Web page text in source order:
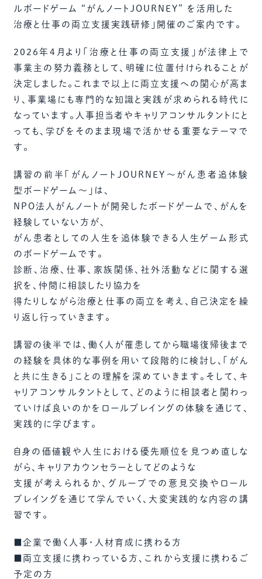
ルボードゲーム “がんノートJOURNEY” を活用した
治療と仕事の両立支援実践研修」開催のご案内です。
2026年4月より「治療と仕事の両立支援」が法律上で
事業主の努力義務として、明確に位置付けられることが
決定しました。これまで以上に両立支援への関心が高ま
り、事業場にも専門的な知識と実践が求められる時代に
なっています。人事担当者やキャリアコンサルタントにと
っても、学びをそのまま現場で活かせる重要なテーマで
す。
講習の前半「がんノートJOURNEY〜がん患者追体験
型ボードゲーム〜」は、
NPO法人がんノートが開発したボードゲームで、がんを
経験していない方が、
がん患者としての人生を追体験できる人生ゲーム形式
のボードゲームです。
診断、治療、仕事、家族関係、社外活動などに関する選
択を、仲間に相談したり協力を
得たりしながら治療と仕事の両立を考え、自己決定を繰
り返し行っていきます。
講習の後半では、働く人が罹患してから職場復帰後まで
の経験を具体的な事例を用いて段階的に検討し、「がん
と共に生きる」ことの理解を深めていきます。そして、キ
ャリアコンサルタントとして、どのように相談者と関わっ
ていけば良いのかをロールプレイングの体験を通じて、
実践的に学びます。
自身の価値観や人生における優先順位を見つめ直しな
がら、キャリアカウンセラーとしてどのような
支援が考えられるか、グループでの意見交換やロール
プレイングを通じて学んでいく、大変実践的な内容の講
習です。
■企業で働く人事・人材育成に携わる方
■両立支援に携わっている方、これから支援に携わるご
予定の方